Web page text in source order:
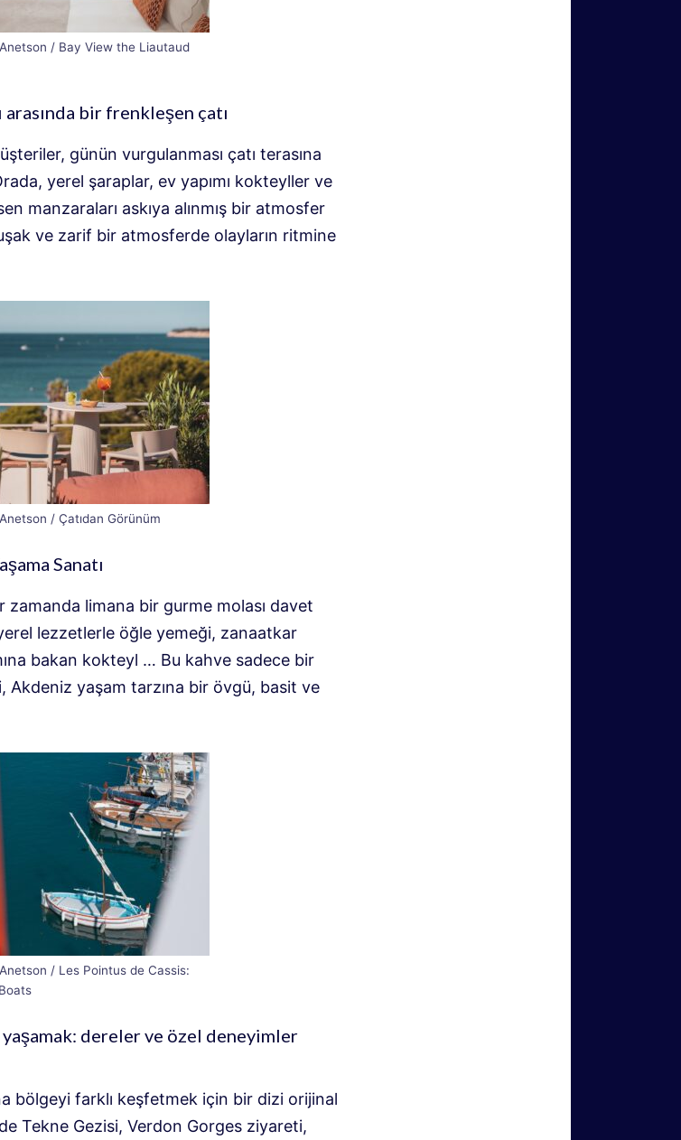
/ Bay View the Liautaud
bir frenkleşen çatı
günün vurgulanması çatı terasına
yerel şaraplar, ev yapımı kokteyller ve
manzaraları askıya alınmış bir atmosfer
ve zarif bir atmosferde olayların ritmine
/ Çatıdan Görünüm
Sanatı
limana bir gurme molası davet
lezzetlerle öğle yemeği, zanaatkar
bakan kokteyl … Bu kahve sadece bir
Akdeniz yaşam tarzına bir övgü, basit ve
/ Les Pointus de Cassis:
dereler ve özel deneyimler
bölgeyi farklı keşfetmek için bir dizi orijinal
Tekne Gezisi, Verdon Gorges ziyareti,